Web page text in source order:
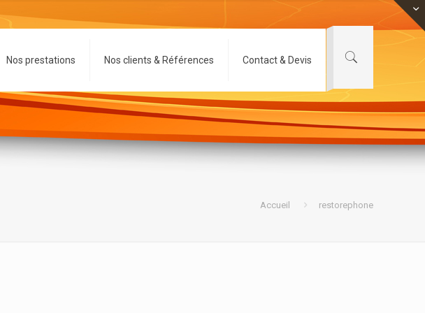
Nos prestations Nos clients & Références Contact & Devis
Accueil restorephone